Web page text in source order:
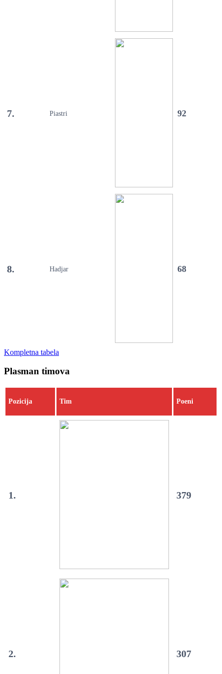
7. Piastri 92
8. Hadjar 68
Kompletna tabela
Plasman timova
Pozicija Tim Poeni
1. 379
2. 307